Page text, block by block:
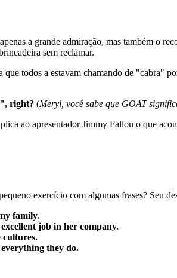
a grande admiração, mas também o
sem reclamar.
que todos a estavam chamando de
right? (Meryl, você sabe que GOAT
ao apresentador Jimmy Fallon o que
exercício com algumas frases? Seu
family.
job in her company.
cultures.
they do.